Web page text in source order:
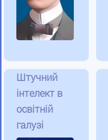
Штучний
інтелект в
освітній
галузі